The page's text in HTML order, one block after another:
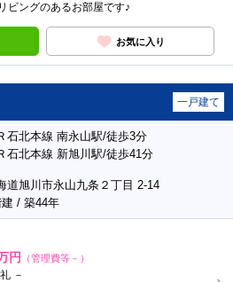
ビングのあるお部屋です♪
お気に入り
一戸建て
石北本線 南永山駅/徒歩3分
石北本線 新旭川駅/徒歩41分
道旭川市永山九条２丁目 2-14
建 / 築44年
円 （管理費等－）
－